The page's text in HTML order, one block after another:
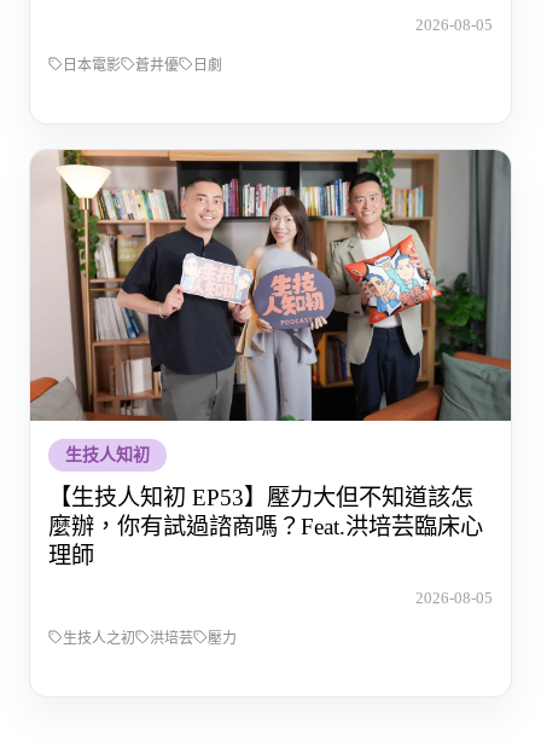
2026-08-05
日本電影 蒼井優 日劇
生技人知初
【生技人知初 EP53】壓力大但不知道該怎
麼辦，你有試過諮商嗎？Feat.洪培芸臨床心
理師
2026-08-05
生技人之初 洪培芸 壓力